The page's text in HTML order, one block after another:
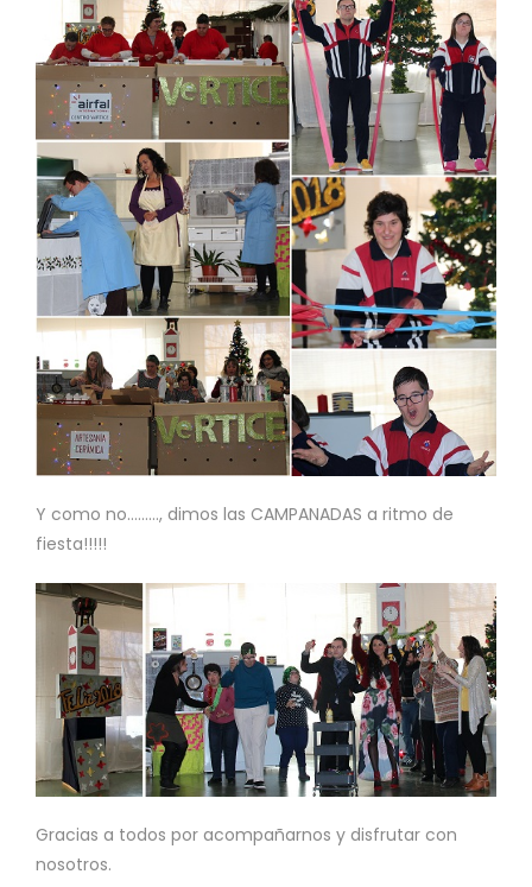
Y como no………, dimos las CAMPANADAS a ritmo de
fiesta!!!!!
Gracias a todos por acompañarnos y disfrutar con
nosotros.